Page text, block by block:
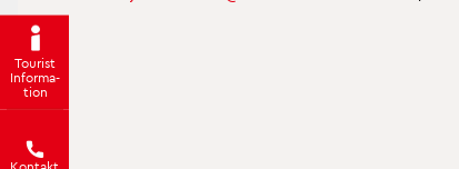
Tou­rist
In­for­ma­
ti­on